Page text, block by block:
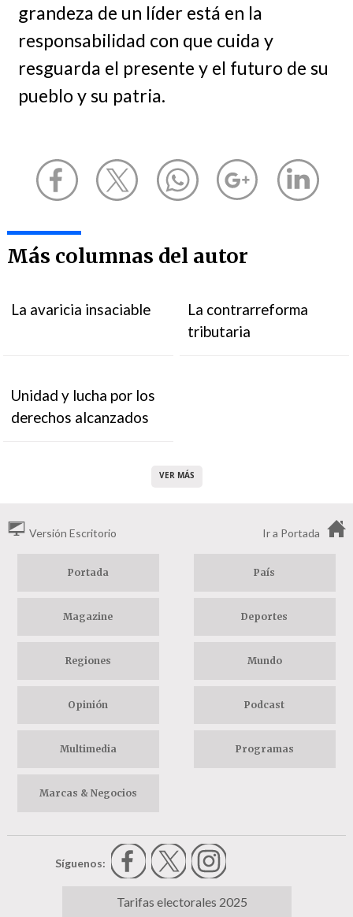
grandeza de un líder está en la
responsabilidad con que cuida y
resguarda el presente y el futuro de su
pueblo y su patria.
Más columnas del autor
La avaricia insaciable
La contrarreforma
tributaria
Unidad y lucha por los
derechos alcanzados
VER MÁS
Versión Escritorio Ir a Portada
Portada País
Magazine Deportes
Regiones Mundo
Opinión Podcast
Multimedia Programas
Marcas & Negocios
Síguenos:
Tarifas electorales 2025